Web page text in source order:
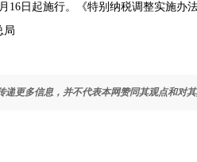
日起施行。《特别纳税调整实施办
局
递更多信息，并不代表本网赞同其观点和对